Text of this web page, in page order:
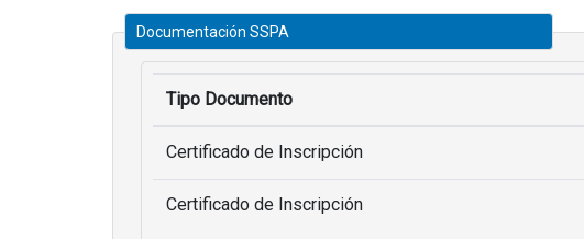
Documentación SSPA
Tipo Documento
Certificado de Inscripción
Certificado de Inscripción